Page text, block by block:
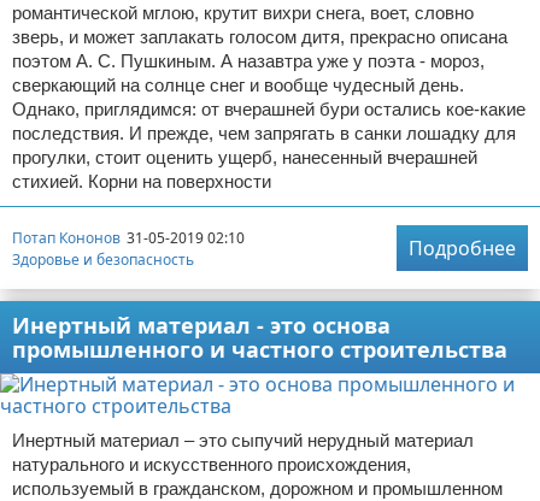
романтической мглою, крутит вихри снега, воет, словно
зверь, и может заплакать голосом дитя, прекрасно описана
поэтом А. С. Пушкиным. А назавтра уже у поэта - мороз,
сверкающий на солнце снег и вообще чудесный день.
Однако, приглядимся: от вчерашней бури остались кое-какие
последствия. И прежде, чем запрягать в санки лошадку для
прогулки, стоит оценить ущерб, нанесенный вчерашней
стихией. Корни на поверхности
Потап Кононов 31-05-2019 02:10
Здоровье и безопасность
Подробнее
Инертный материал - это основа
промышленного и частного строительства
Инертный материал – это сыпучий нерудный материал
натурального и искусственного происхождения,
используемый в гражданском, дорожном и промышленном